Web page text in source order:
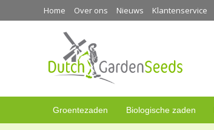
Home Over ons Nieuws Klantenservice
Groentezaden Biologische zaden